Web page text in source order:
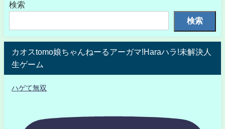
検索
検索
カオスtomo娘ちゃんねーるアーガマ!Haraハラ!未解決人
生ゲーム
ハゲて無双